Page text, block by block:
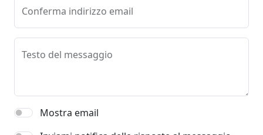
Conferma indirizzo email
Testo del messaggio
Mostra email